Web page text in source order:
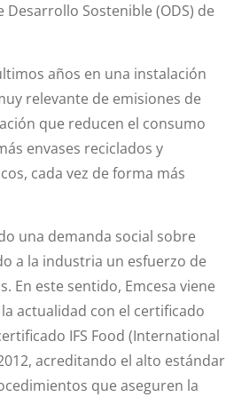
Sostenible (ODS) de
años en una instalación
relevante de emisiones de
que reducen el consumo
envases reciclados y
cada vez de forma más
una demanda social sobre
a la industria un esfuerzo de
En este sentido, Emcesa viene
actualidad con el certificado
IFS Food (International
acreditando el alto estándar
que aseguren la